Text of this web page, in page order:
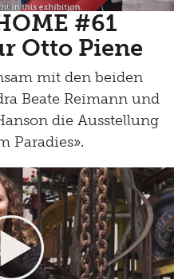
#61
Otto Piene
mit den beiden
Beate Reimann und
die Ausstellung
Paradies».